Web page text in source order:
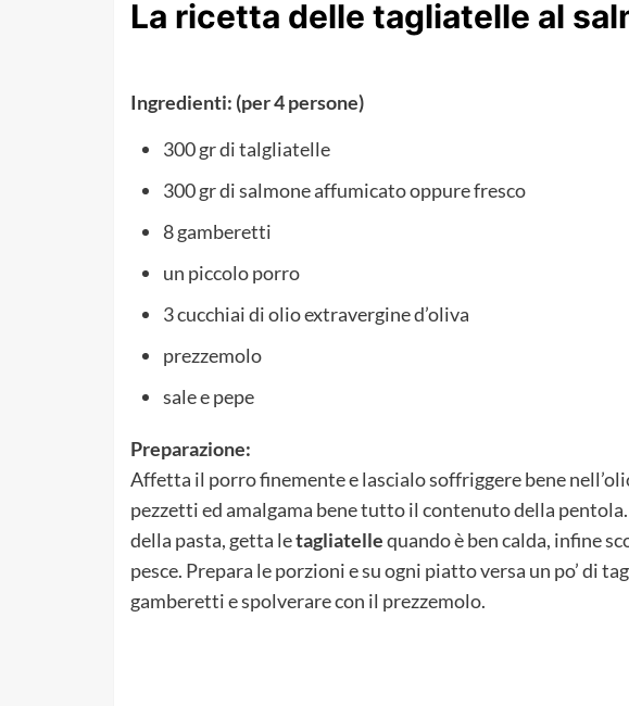
La ricetta delle tagliatelle al
Ingredienti: (per 4 persone)
300 gr di talgliatelle
300 gr di salmone affumicato oppure fresco
8 gamberetti
un piccolo porro
3 cucchiai di olio extravergine d’oliva
prezzemolo
sale e pepe
Preparazione:
Affetta il porro finemente e lascialo soffriggere bene
pezzetti ed amalgama bene tutto il contenuto della
della pasta, getta letagliatellequando è ben calda, infine
pesce. Prepara le porzioni e su ogni piatto versa un po’ di
gamberetti e spolverare con il prezzemolo.